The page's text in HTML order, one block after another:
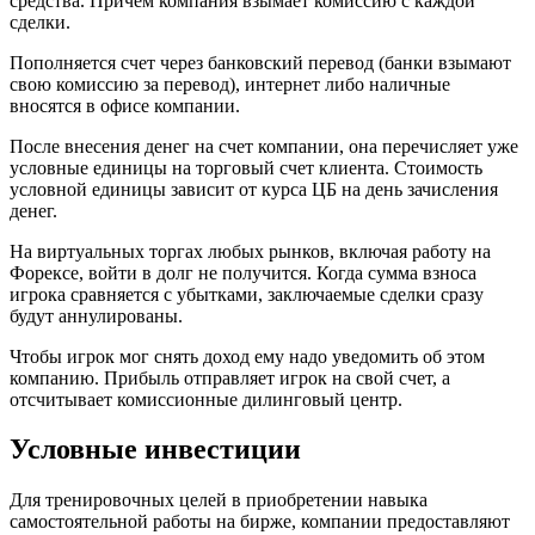
сделки.
Пополняется счет через банковский перевод (банки взымают
свою комиссию за перевод), интернет либо наличные
вносятся в офисе компании.
После внесения денег на счет компании, она перечисляет уже
условные единицы на торговый счет клиента. Стоимость
условной единицы зависит от курса ЦБ на день зачисления
денег.
На виртуальных торгах любых рынков, включая работу на
Форексе, войти в долг не получится. Когда сумма взноса
игрока сравняется с убытками, заключаемые сделки сразу
будут аннулированы.
Чтобы игрок мог снять доход ему надо уведомить об этом
компанию. Прибыль отправляет игрок на свой счет, а
отсчитывает комиссионные дилинговый центр.
Условные инвестиции
Для тренировочных целей в приобретении навыка
самостоятельной работы на бирже, компании предоставляют